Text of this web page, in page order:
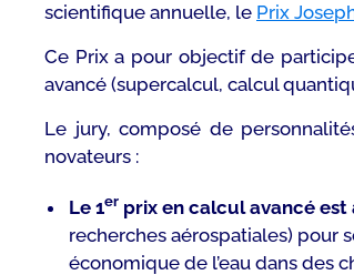
scientifique annuelle, le Prix
Ce Prix a pour objectif de
avancé (supercalcul, calcul
Le jury, composé de
novateurs :
Le 1er prix en calcul avancé
recherches aérospatiales) pour
économique de l’eau dans des